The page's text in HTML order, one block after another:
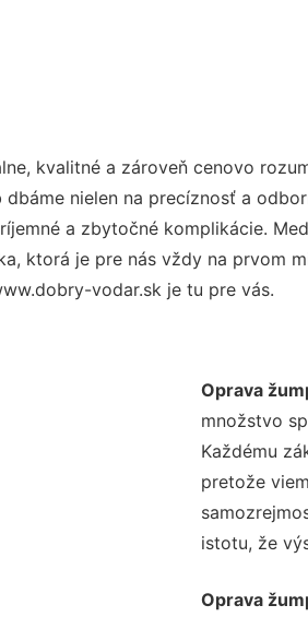
kvalitné a zároveň cenovo
nielen na precíznosť a
a zbytočné komplikácie.
ktorá je pre nás vždy na prvom
vodar.sk je tu pre vás.
Oprava
množstvo
Každému
pretože
istotu, že
Oprava